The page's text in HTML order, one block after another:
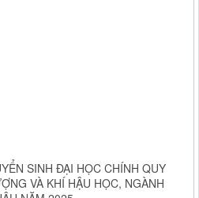
SINH ĐẠI HỌC CHÍNH QUY
VÀ KHÍ HẬU HỌC, NGÀNH